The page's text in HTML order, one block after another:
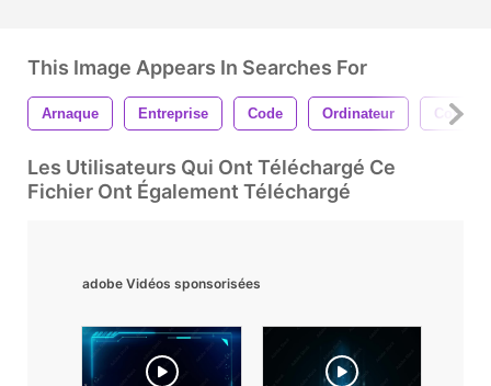
This Image Appears In Searches For
Arnaque Entreprise Code Ordinateur
Les Utilisateurs Qui Ont Téléchargé Ce
Fichier Ont Également Téléchargé
adobe Vidéos sponsorisées